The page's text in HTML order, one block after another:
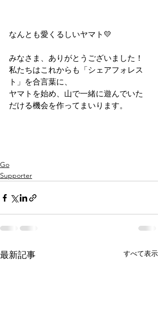
なんとも愛くるしいヤマト💛
みなさま、ありがとうございました！
私たちはこれからも「シェアフォレス
ト」を合言葉に、
ヤマトを始め、山で一緒に遊んでいた
だける機会を作ってまいります。
Go
Supporter
最新記事 すべて表示